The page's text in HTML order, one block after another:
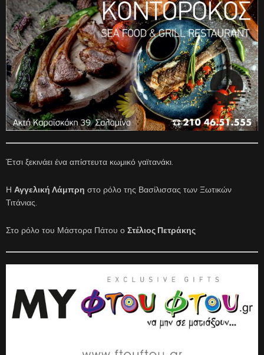
Έτσι ξεκινάει ένα απίστευτα κωμικό γαϊτανάκι.
Η Αγγελική Λάμπρη στο ρόλο της Βασίλισσας των Ξωτικών
Τιτάνιας.
Στο ρόλο του Μάστορα Πάτου ο Στέλιος Πετράκης